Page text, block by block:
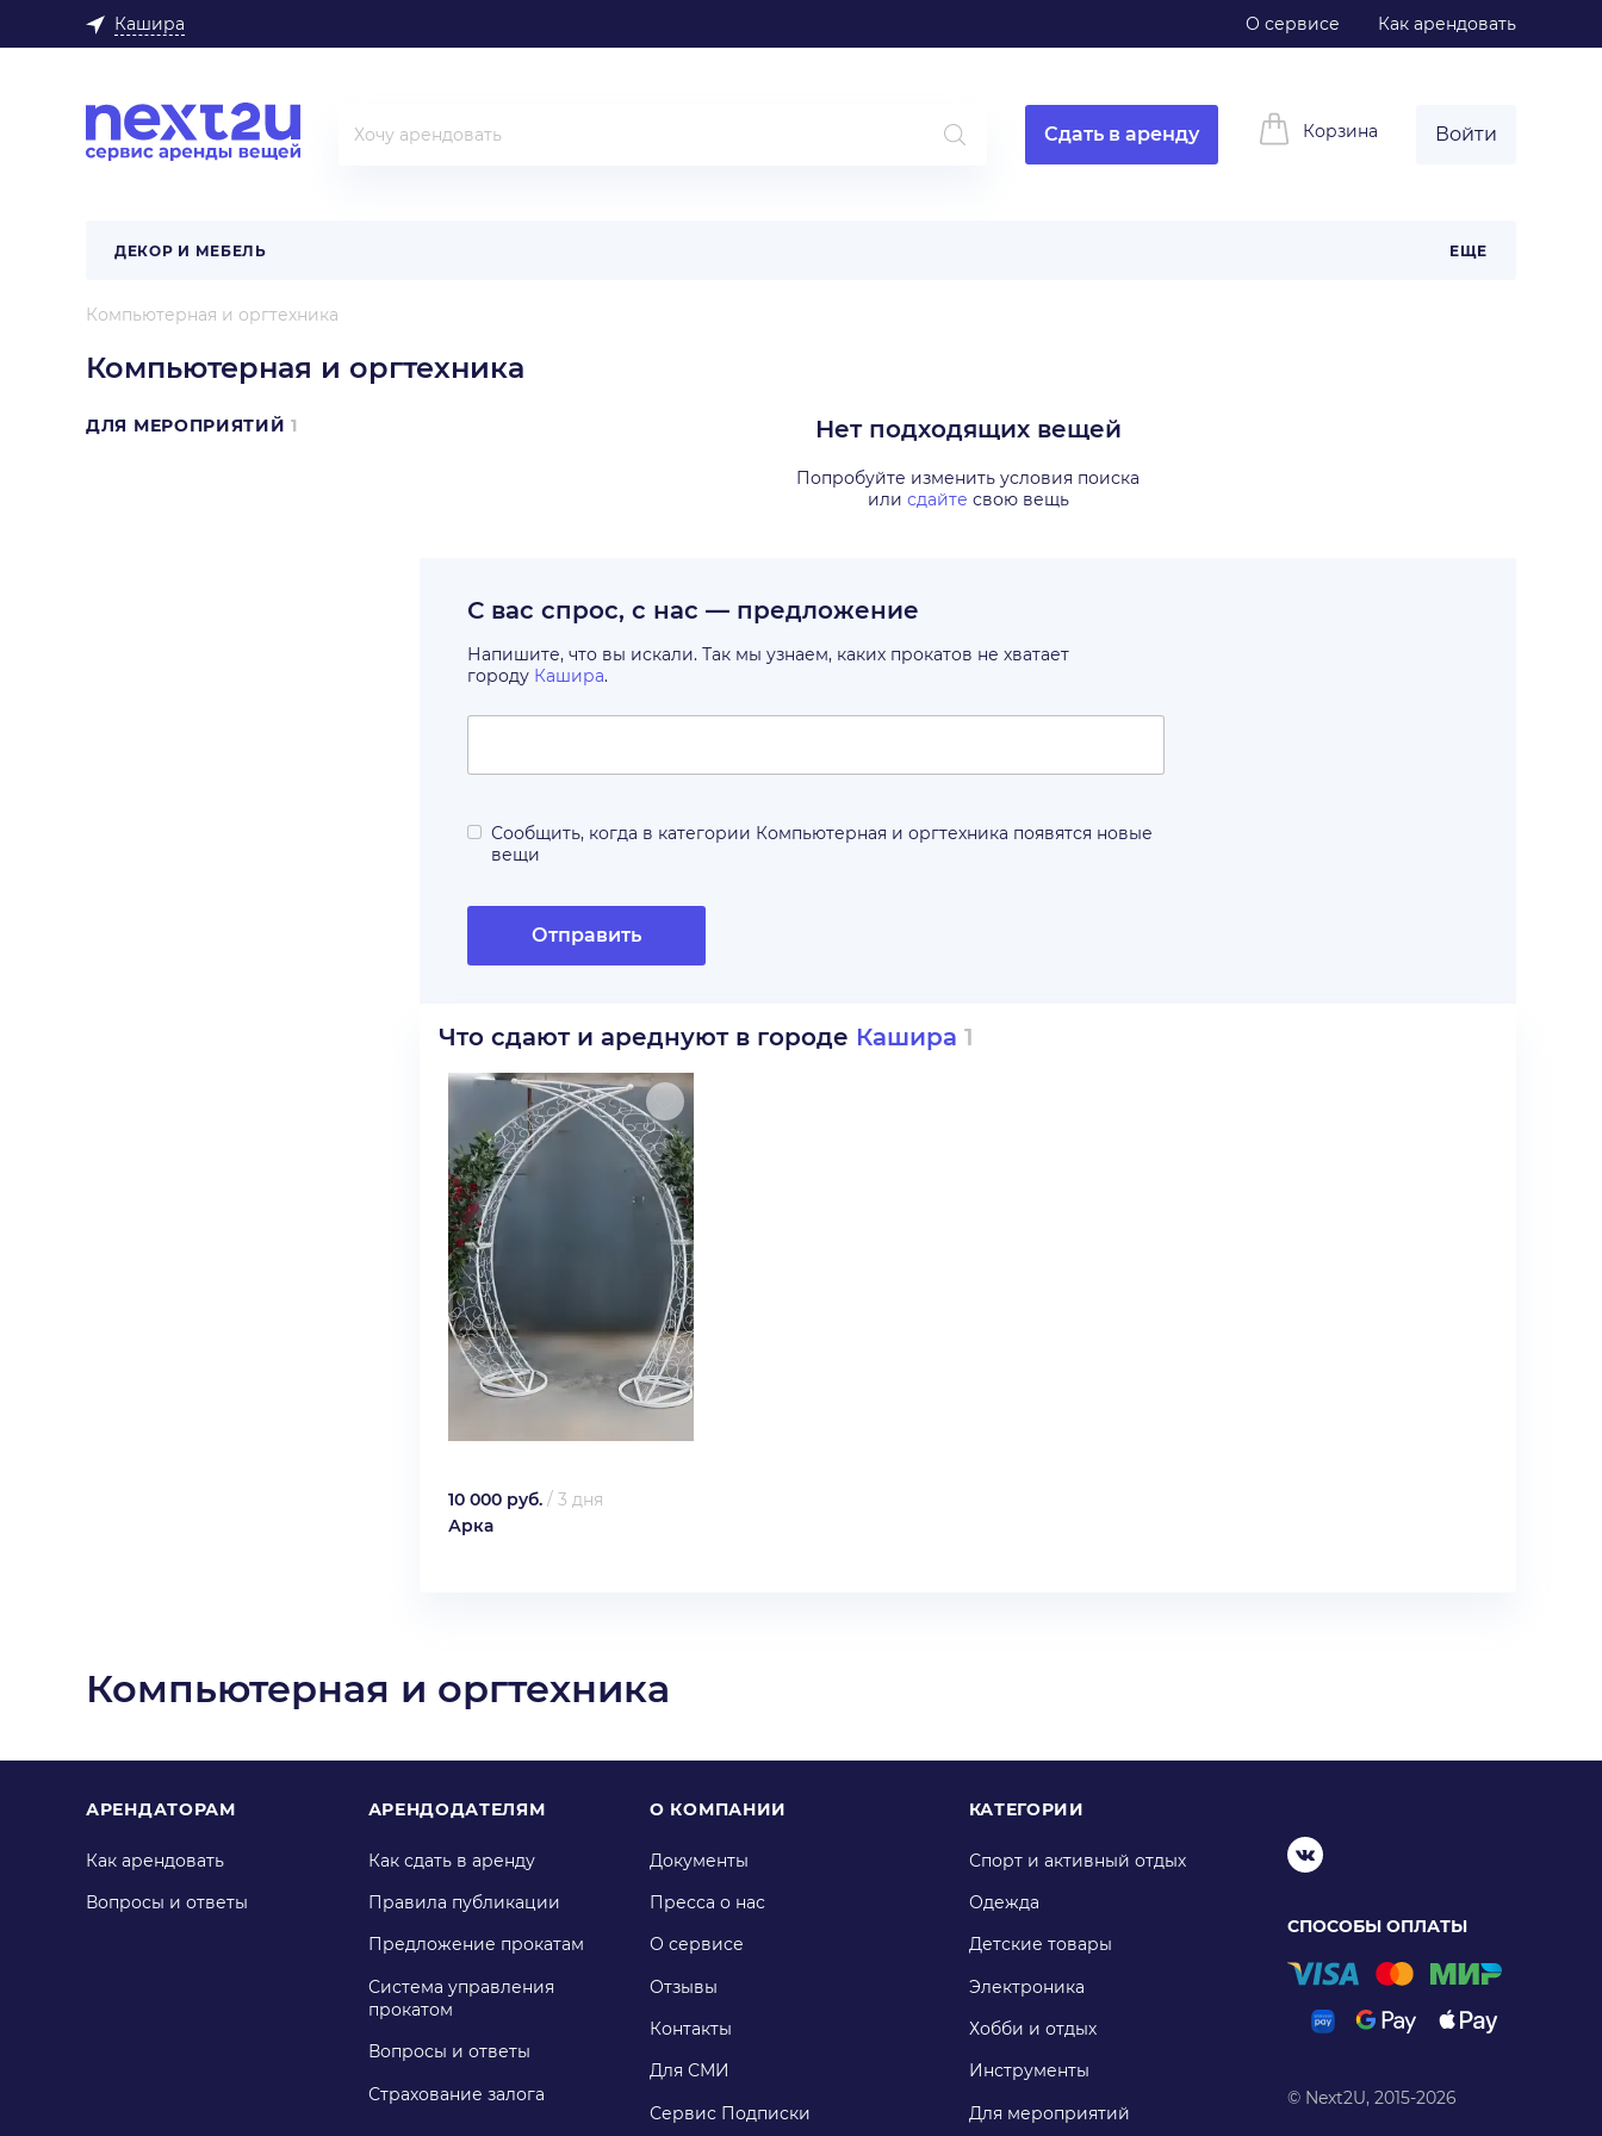
Кашира О сервисе Как арендовать
Сдать в аренду Корзина Войти
ДЕКОР И МЕБЕЛЬ ЕЩЕ
Компьютерная и оргтехника
Компьютерная и оргтехника
ДЛЯ МЕРОПРИЯТИЙ 1 Нет подходящих вещей
Попробуйте изменить условия поиска
или сдайте свою вещь
С вас спрос, с нас — предложение
Напишите, что вы искали. Так мы узнаем, каких прокатов не хватает
городу Кашира.
Сообщить, когда в категории Компьютерная и оргтехника появятся новые
вещи
Отправить
Что сдают и ареднуют в городе Кашира 1
10 000 руб. / 3 дня
Арка
Компьютерная и оргтехника
АРЕНДАТОРАМ
Как арендовать
Вопросы и ответы
АРЕНДОДАТЕЛЯМ
Как сдать в аренду
Правила публикации
Предложение прокатам
Система управления
прокатом
Вопросы и ответы
Страхование залога
О КОМПАНИИ
Документы
Пресса о нас
О сервисе
Отзывы
Контакты
Для СМИ
Сервис Подписки
КАТЕГОРИИ
Спорт и активный отдых
Одежда
Детские товары
Электроника
Хобби и отдых
Инструменты
Для мероприятий
СПОСОБЫ ОПЛАТЫ
© Next2U, 2015-2026